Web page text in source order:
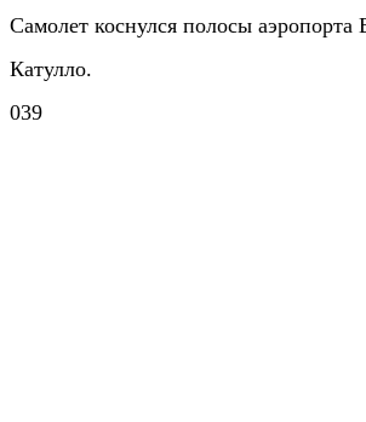
Самолет коснулся полосы
Катулло.
039